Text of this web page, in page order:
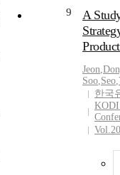
higher
among
and
showed
0.882
hair,
protein
9
A
Jeon,
Soo,Seo,
한국